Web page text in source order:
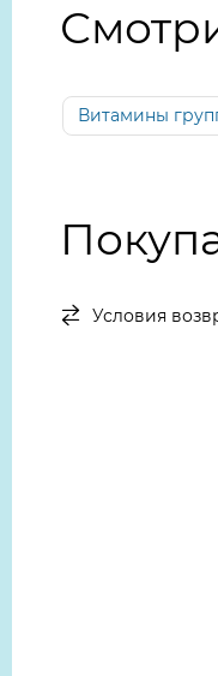
Витамины
Условия